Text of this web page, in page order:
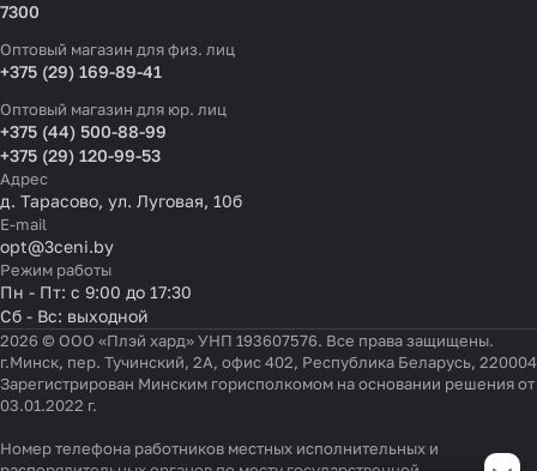
7300
Оптовый магазин для физ. лиц
+375 (29) 169-89-41
Оптовый магазин для юр. лиц
+375 (44) 500-88-99
+375 (29) 120-99-53
Адрес
д. Тарасово, ул. Луговая, 10б
E-mail
opt@3ceni.by
Режим работы
Пн - Пт: с 9:00 до 17:30
Сб - Вс: выходной
2026 © ООО «Плэй хард» УНП 193607576. Все права защищены.
г.Минск, пер. Тучинский, 2А, офис 402, Республика Беларусь, 220004
Зарегистрирован Минским горисполкомом на основании решения от
03.01.2022 г.
Номер телефона работников местных исполнительных и
Настройки файлов cookie